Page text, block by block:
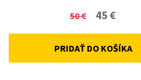
50€
Original
price
was:
45 €
price
is:
PRIDAŤ DO KOŠÍKA